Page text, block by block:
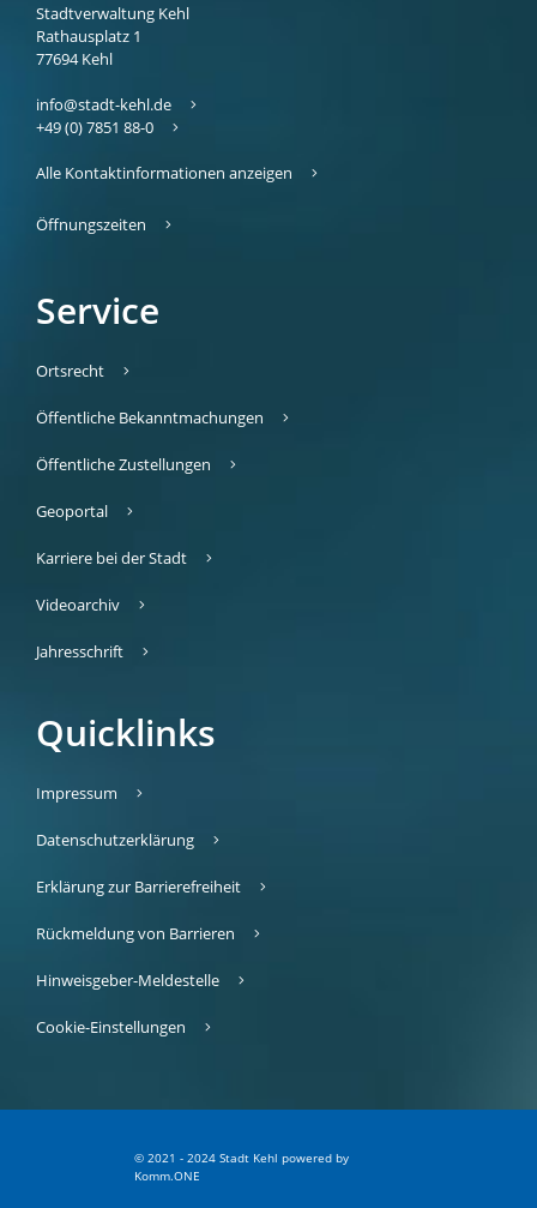
Stadtverwaltung Kehl
Rathausplatz 1
77694 Kehl
info@stadt-kehl.de
+49 (0) 7851 88-0
Alle Kontaktinformationen anzeigen
Öffnungszeiten
Service
Ortsrecht
Öffentliche Bekanntmachungen
Öffentliche Zustellungen
Geoportal
Karriere bei der Stadt
Videoarchiv
Jahresschrift
Quicklinks
Impressum
Datenschutzerklärung
Erklärung zur Barrierefreiheit
Rückmeldung von Barrieren
Hinweisgeber-Meldestelle
Cookie-Einstellungen
© 2021 - 2024 Stadt Kehl powered by
Komm.ONE